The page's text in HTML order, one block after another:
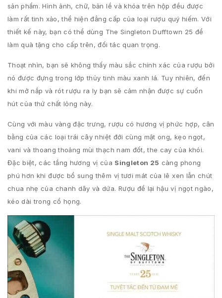
sản phẩm. Hình ảnh, chữ, bản lề và khóa trên hộp đều được
làm rất tinh xảo, thể hiện đẳng cấp của loại rượu quý hiếm. Với
thiết kế này, bạn có thể dùng The Singleton Dufftown 25 để
làm quà tặng cho cấp trên, đối tác quan trọng.
Thoạt nhìn, bạn sẽ không thấy màu sắc chính xác của rượu bởi
nó được đựng trong lớp thủy tinh màu xanh lá. Tuy nhiên, đến
khi mở nắp và rót rượu ra ly bạn sẽ cảm nhận được sự cuốn
hút của thứ chất lỏng này.
Cùng với màu vàng đặc trưng, rượu có hương vị phức hợp, cân
bằng của các loại trái cây nhiệt đới cùng mật ong, kẹo ngọt,
vani và thoang thoảng mùi thạch nam đốt, the cay của khói.
Đặc biệt, các tầng hương vị của Singleton 25 càng phong
phú hơn khi được bổ sung thêm vị tươi mát của lê xen lẫn chút
chua nhẹ của chanh dây và dứa. Rượu để lại hậu vị ngọt ngào,
kéo dài trong cổ họng.